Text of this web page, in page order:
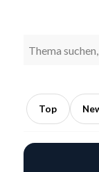
Top
mit
Lesezeit